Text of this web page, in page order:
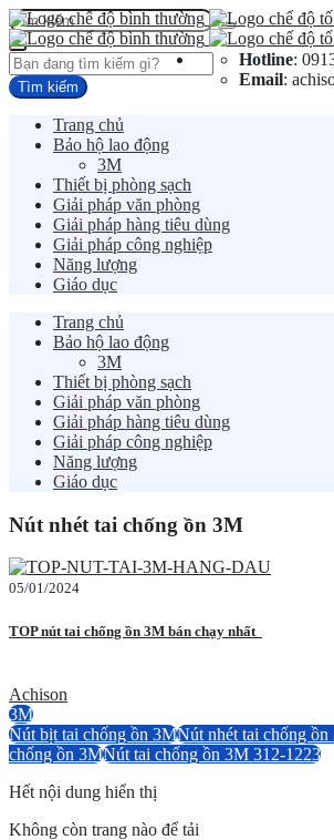
Hotline:
Email:
Trang chủ
Bảo hộ lao động
3M
Thiết bị phòng sạch
Giải pháp văn phòng
Giải pháp hàng tiêu dùng
Giải pháp công nghiệp
Năng lượng
Giáo dục
Trang chủ
Bảo hộ lao động
3M
Thiết bị phòng sạch
Giải pháp văn phòng
Giải pháp hàng tiêu dùng
Giải pháp công nghiệp
Năng lượng
Giáo dục
Nút nhét tai chống ồn 3M
05/01/2024
TOP nút tai chống ồn 3M bán chạy nhất
Achison
3M
Nút bịt tai chống ồn 3MNút nhét tai chống ồn
chống ồn 3MNút tai chống ồn 3M 312-1223
Hết nội dung hiển thị
Không còn trang nào để tải